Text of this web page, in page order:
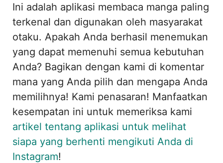
Ini adalah aplikasi membaca manga paling
terkenal dan digunakan oleh masyarakat
otaku. Apakah Anda berhasil menemukan
yang dapat memenuhi semua kebutuhan
Anda? Bagikan dengan kami di komentar
mana yang Anda pilih dan mengapa Anda
memilihnya! Kami penasaran! Manfaatkan
kesempatan ini untuk memeriksa kami
artikel tentang aplikasi untuk melihat
siapa yang berhenti mengikuti Anda di
Instagram!